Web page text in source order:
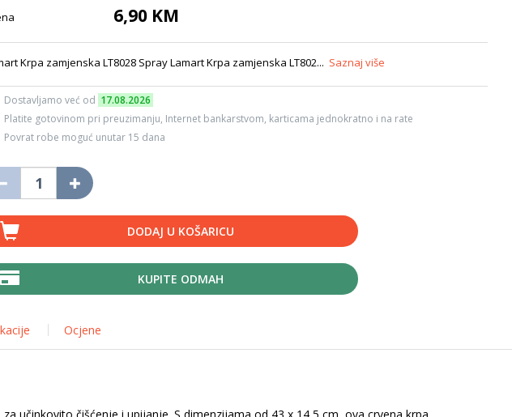
6,90 KM
Krpa zamjenska LT8028 Spray Lamart Krpa zamjenska LT802... Saznaj više
Dostavljamo već od 17.08.2026
Platite gotovinom pri preuzimanju, Internet bankarstvom, karticama jednokratno i na rate
Povrat robe moguć unutar 15 dana
DODAJ U KOŠARICU
KUPITE ODMAH
Ocjene